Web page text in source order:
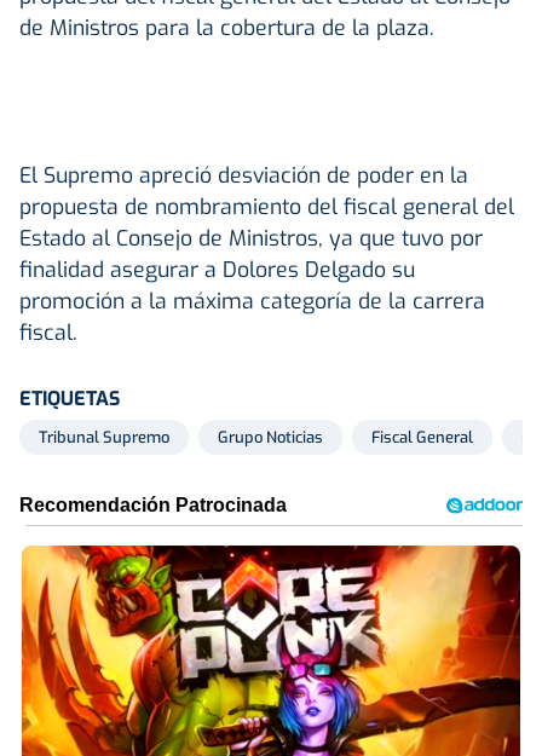
de Ministros para la cobertura de la plaza.
El Supremo apreció desviación de poder en la
propuesta de nombramiento del fiscal general del
Estado al Consejo de Ministros, ya que tuvo por
finalidad asegurar a Dolores Delgado su
promoción a la máxima categoría de la carrera
fiscal.
ETIQUETAS
Tribunal Supremo Grupo Noticias Fiscal General